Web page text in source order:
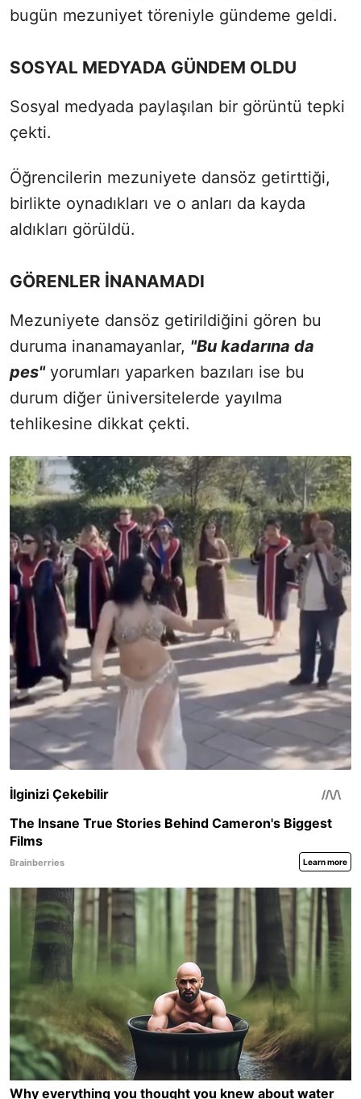
bugün mezuniyet töreniyle gündeme geldi.
SOSYAL MEDYADA GÜNDEM OLDU
Sosyal medyada paylaşılan bir görüntü tepki
çekti.
Öğrencilerin mezuniyete dansöz getirttiği,
birlikte oynadıkları ve o anları da kayda
aldıkları görüldü.
GÖRENLER İNANAMADI
Mezuniyete dansöz getirildiğini gören bu
duruma inanamayanlar, "Bu kadarına da
pes"yorumları yaparken bazıları ise bu
durum diğer üniversitelerde yayılma
tehlikesine dikkat çekti.